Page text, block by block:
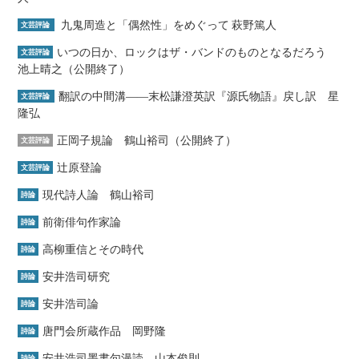
文芸評論 九鬼周造と「偶然性」をめぐって 萩野篤人
文芸評論
いつの日か、ロックはザ・バンドのものとなるだろう
池上晴之（公開終了）
文芸評論
翻訳の中間溝――末松謙澄英訳『源氏物語』戻し訳 星
隆弘
文芸評論 正岡子規論 鶴山裕司（公開終了）
文芸評論 辻原登論
詩論 現代詩人論 鶴山裕司
詩論 前衛俳句作家論
詩論 高柳重信とその時代
詩論 安井浩司研究
詩論 安井浩司論
詩論 唐門会所蔵作品 岡野隆